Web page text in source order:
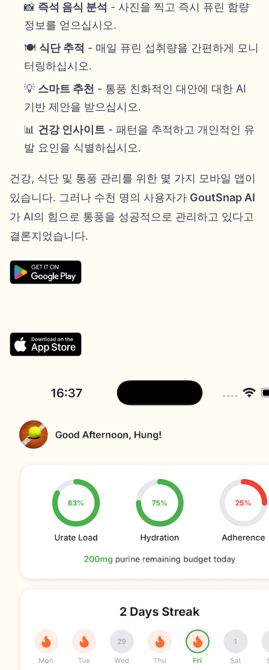
📸 즉석 음식 분석 - 사진을 찍고 즉시 퓨린 함량
정보를 얻으십시오.
🍽️ 식단 추적 - 매일 퓨린 섭취량을 간편하게 모니
터링하십시오.
💡 스마트 추천 - 통풍 친화적인 대안에 대한 AI
기반 제안을 받으십시오.
📊 건강 인사이트 - 패턴을 추적하고 개인적인 유
발 요인을 식별하십시오.
건강, 식단 및 통풍 관리를 위한 몇 가지 모바일 앱이
있습니다. 그러나 수천 명의 사용자가 GoutSnap AI
가 AI의 힘으로 통풍을 성공적으로 관리하고 있다고
결론지었습니다.